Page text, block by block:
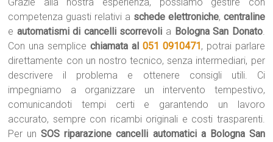
competenza guasti relativi a schede elettroniche, centraline
e automatismi di cancelli scorrevoli a Bologna San Donato.
Con una semplicechiamata al 051 0910471, potrai parlare
direttamente con un nostro tecnico, senza intermediari, per
descrivere il problema e ottenere consigli utili. Ci
impegniamo a organizzare un intervento tempestivo,
comunicandoti tempi certi e garantendo un lavoro
accurato, sempre con ricambi originali e costi trasparenti.
Per unSOS riparazione cancelli automatici a Bologna San